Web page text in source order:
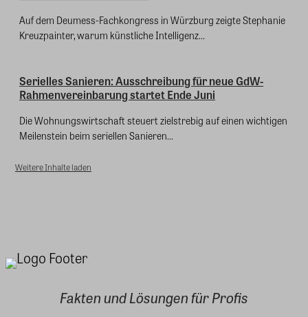
Auf dem Deumess-Fachkongress in Würzburg zeigte Stephanie
Kreuzpainter, warum künstliche Intelligenz...
Serielles Sanieren: Ausschreibung für neue GdW-
Rahmenvereinbarung startet Ende Juni
Die Wohnungswirtschaft steuert zielstrebig auf einen wichtigen
Meilenstein beim seriellen Sanieren...
Weitere Inhalte laden
Fakten und Lösungen für Profis